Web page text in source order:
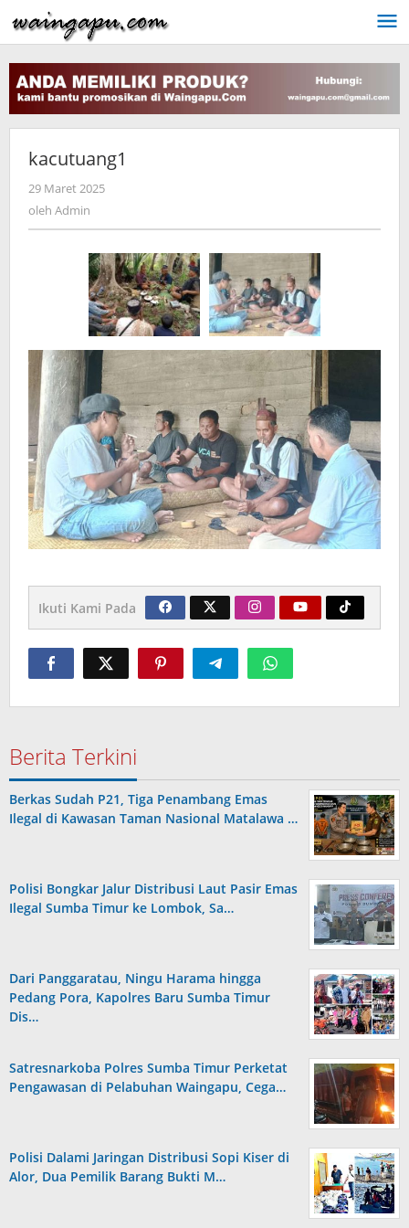
ke
konten
kacutuang1
29 Maret 2025
oleh Admin
Ikuti Kami Pada
Berita Terkini
Berkas Sudah P21, Tiga Penambang Emas
Ilegal di Kawasan Taman Nasional Matalawa …
Polisi Bongkar Jalur Distribusi Laut Pasir Emas
Ilegal Sumba Timur ke Lombok, Sa…
Dari Panggaratau, Ningu Harama hingga
Pedang Pora, Kapolres Baru Sumba Timur
Dis…
Satresnarkoba Polres Sumba Timur Perketat
Pengawasan di Pelabuhan Waingapu, Cega…
Polisi Dalami Jaringan Distribusi Sopi Kiser di
Alor, Dua Pemilik Barang Bukti M…